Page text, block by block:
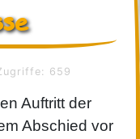
659
Auftritt der
Abschied vor